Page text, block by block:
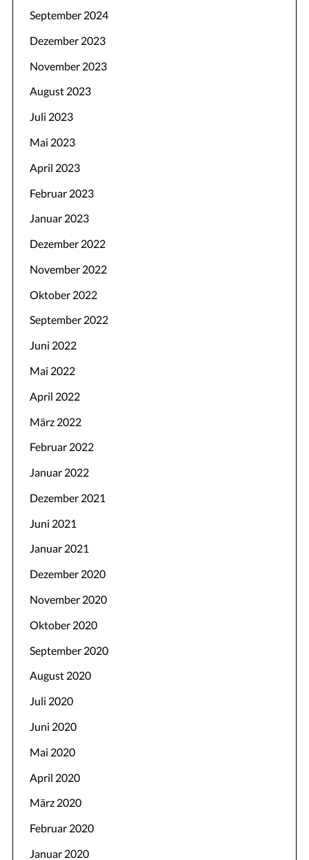
September 2024
Dezember 2023
November 2023
August 2023
Juli 2023
Mai 2023
April 2023
Februar 2023
Januar 2023
Dezember 2022
November 2022
Oktober 2022
September 2022
Juni 2022
Mai 2022
April 2022
März 2022
Februar 2022
Januar 2022
Dezember 2021
Juni 2021
Januar 2021
Dezember 2020
November 2020
Oktober 2020
September 2020
August 2020
Juli 2020
Juni 2020
Mai 2020
April 2020
März 2020
Februar 2020
Januar 2020